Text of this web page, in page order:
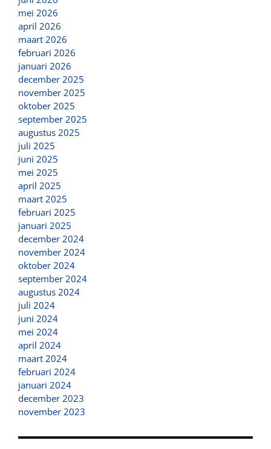
mei 2026
april 2026
maart 2026
februari 2026
januari 2026
december 2025
november 2025
oktober 2025
september 2025
augustus 2025
juli 2025
juni 2025
mei 2025
april 2025
maart 2025
februari 2025
januari 2025
december 2024
november 2024
oktober 2024
september 2024
augustus 2024
juli 2024
juni 2024
mei 2024
april 2024
maart 2024
februari 2024
januari 2024
december 2023
november 2023